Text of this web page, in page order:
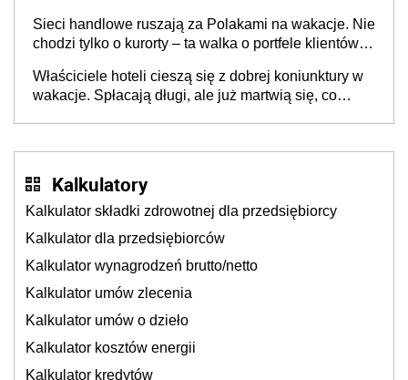
Sieci handlowe ruszają za Polakami na wakacje. Nie
chodzi tylko o kurorty – ta walka o portfele klientów
cichu
Właściciele hoteli cieszą się z dobrej koniunktury w
wakacje. Spłacają długi, ale już martwią się, co
Kalkulatory
Kalkulator składki zdrowotnej dla przedsiębiorcy
Kalkulator dla przedsiębiorców
Kalkulator wynagrodzeń brutto/netto
Kalkulator umów zlecenia
Kalkulator umów o dzieło
Kalkulator kosztów energii
Kalkulator kredytów